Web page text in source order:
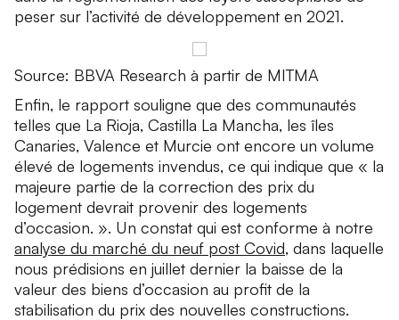
peser sur l’activité de développement en 2021.
Source: BBVA Research à partir de MITMA
Enfin, le rapport souligne que des communautés
telles que La Rioja, Castilla La Mancha, les îles
Canaries, Valence et Murcie ont encore un volume
élevé de logements invendus, ce qui indique que « la
majeure partie de la correction des prix du
logement devrait provenir des logements
d’occasion. ». Un constat qui est conforme à notre
analyse du marché du neuf post Covid, dans laquelle
nous prédisions en juillet dernier la baisse de la
valeur des biens d’occasion au profit de la
stabilisation du prix des nouvelles constructions.